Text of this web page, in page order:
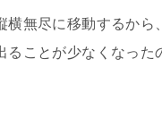
横無尽に移動するから
ることが少なくなった